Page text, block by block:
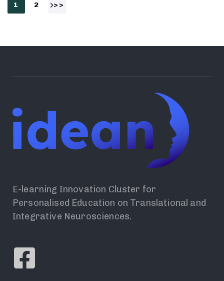
1 2
E-learning Innovation Cluster for
Personalised Education on Translational and
Integrative Neurosciences.